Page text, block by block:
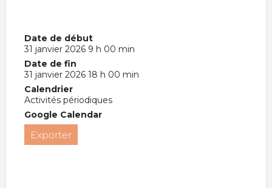
Date de début
31 janvier 2026 9 h 00 min
Date de fin
31 janvier 2026 18 h 00 min
Calendrier
Activités périodiques
Google Calendar
Exporter